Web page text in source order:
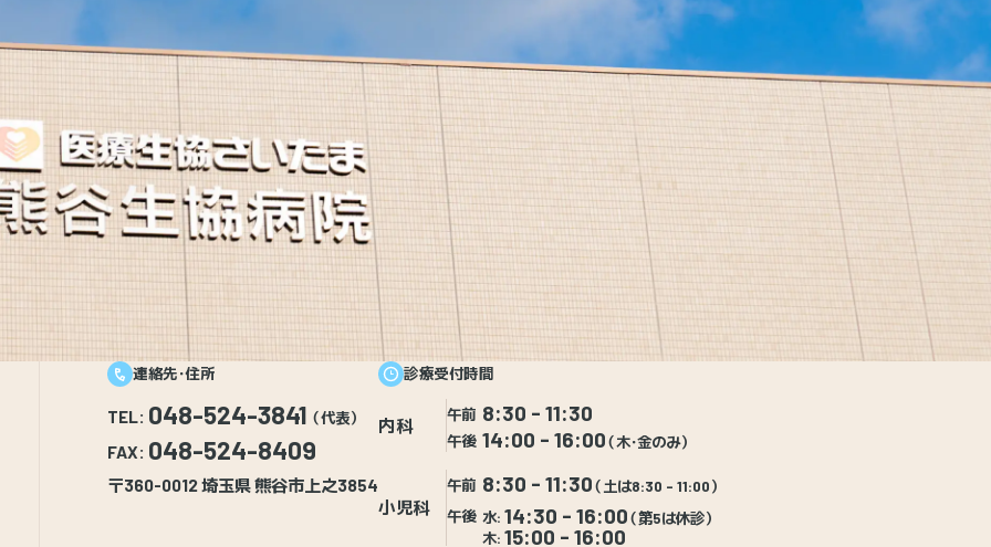
連絡先・住所
TEL: 048-524-3841 （代表）
FAX: 048-524-8409
〒360-0012 埼玉県 熊谷市上之3854
診療受付時間
内科
午前 8:30 - 11:30
午後 14:00 - 16:00（木・金のみ）
小児科
午前 8:30 - 11:30（土は8:30 - 11:00）
午後 水: 14:30 - 16:00（第5は休診）
木: 15:00 - 16:00